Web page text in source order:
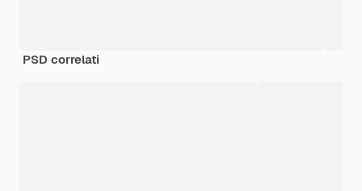
PSD correlati